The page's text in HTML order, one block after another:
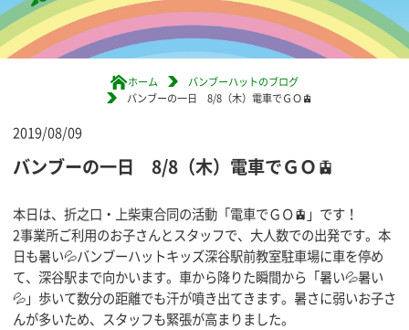
ホーム
バンブーハットのブログ
バンブーの一日 8/8（木）電車でＧＯ🚊
2019/08/09
バンブーの一日 8/8（木）電車でＧＯ🚊
本日は、折之口・上柴東合同の活動「電車でＧＯ🚊」です！
2事業所ご利用のお子さんとスタッフで、大人数での出発です。本
日も暑い💦バンブーハットキッズ深谷駅前教室駐車場に車を停め
て、深谷駅まで向かいます。車から降りた瞬間から「暑い💦暑い
💦」歩いて数分の距離でも汗が噴き出てきます。暑さに弱いお子さ
んが多いため、スタッフも緊張が高まりました。